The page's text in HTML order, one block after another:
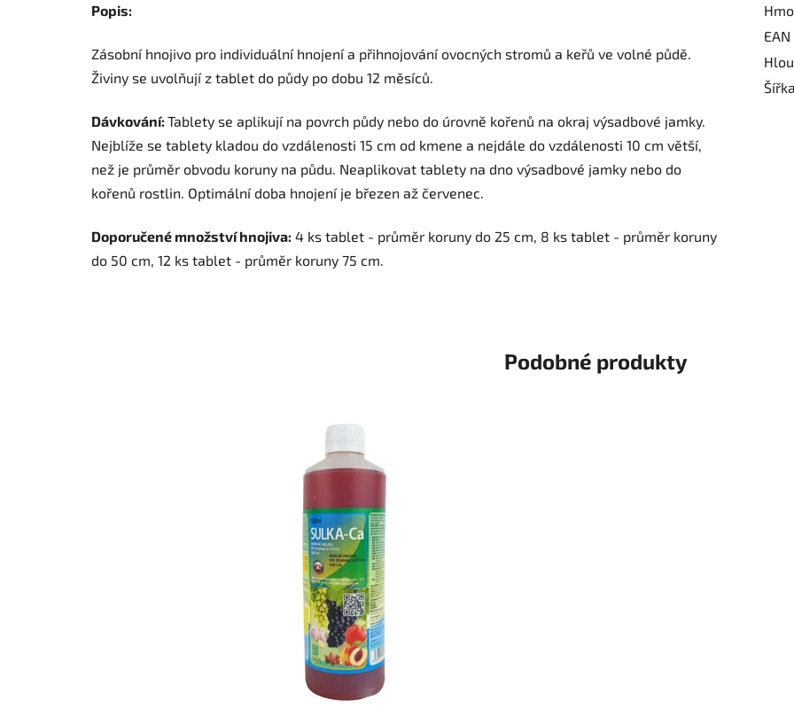
Popis:
Zásobní hnojivo pro individuální hnojení a přihnojování ovocných stromů a keřů ve volné půdě.
Živiny se uvolňují z tablet do půdy po dobu 12 měsíců.
Dávkování: Tablety se aplikují na povrch půdy nebo do úrovně kořenů na okraj výsadbové jamky.
Nejblíže se tablety kladou do vzdálenosti 15 cm od kmene a nejdále do vzdálenosti 10 cm větší,
než je průměr obvodu koruny na půdu. Neaplikovat tablety na dno výsadbové jamky nebo do
kořenů rostlin. Optimální doba hnojení je březen až červenec.
Doporučené množství hnojiva: 4 ks tablet - průměr koruny do 25 cm, 8 ks tablet - průměr koruny
do 50 cm, 12 ks tablet - průměr koruny 75 cm.
EAN
Podobné produkty